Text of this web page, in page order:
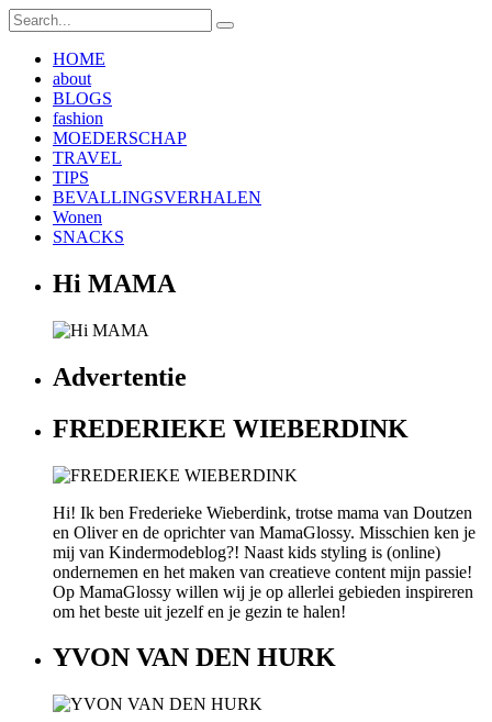
HOME
about
BLOGS
fashion
MOEDERSCHAP
TRAVEL
TIPS
BEVALLINGSVERHALEN
Wonen
SNACKS
Hi MAMA
Advertentie
FREDERIEKE WIEBERDINK
Hi! Ik ben Frederieke Wieberdink, trotse mama van Doutzen
en Oliver en de oprichter van MamaGlossy. Misschien ken je
mij van Kindermodeblog?! Naast kids styling is (online)
ondernemen en het maken van creatieve content mijn passie!
Op MamaGlossy willen wij je op allerlei gebieden inspireren
om het beste uit jezelf en je gezin te halen!
YVON VAN DEN HURK